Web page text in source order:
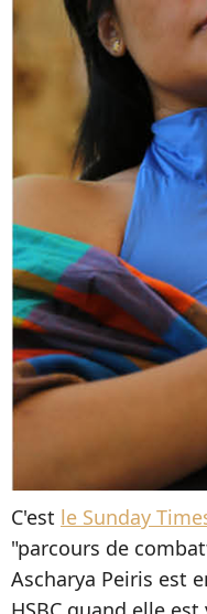
C'est le Sunday
"parcours de
Ascharya Peiris est